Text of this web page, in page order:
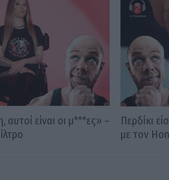
είναι οι μ***ες» –
Περδίκι
με τον